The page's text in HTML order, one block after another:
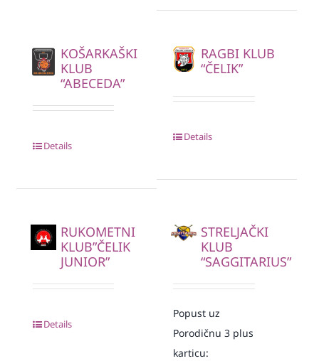
KOŠARKAŠKI
KLUB
“ABECEDA”
Details
RAGBI KLUB
“ČELIK”
Details
RUKOMETNI
KLUB”ČELIK
JUNIOR”
Details
STRELJAČKI
KLUB
“SAGGITARIUS”
Popust uz
Porodičnu 3 plus
karticu: